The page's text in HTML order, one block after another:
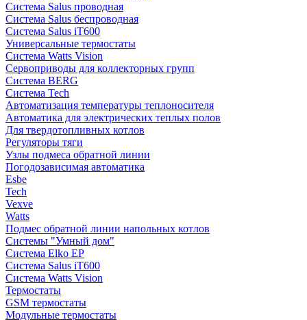
Система Salus проводная
Система Salus беспроводная
Система Salus iT600
Универсальные термостаты
Система Watts Vision
Сервоприводы для коллекторных групп
Система BERG
Система Tech
Автоматизация температуры теплоносителя
Автоматика для электрических теплых полов
Для твердотопливных котлов
Регуляторы тяги
Узлы подмеса обратной линии
Погодозависимая автоматика
Esbe
Tech
Vexve
Watts
Подмес обратной линии напольных котлов
Системы "Умный дом"
Система Elko EP
Система Salus iT600
Система Watts Vision
Термостаты
GSM термостаты
Модульные термостаты